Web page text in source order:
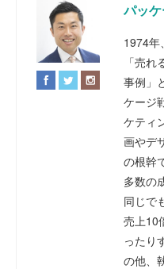
パッ
1974年
「売
事例」
ケージ
ケティ
画やデ
の根幹
多数の
同じで
売上10
ったり
の他、